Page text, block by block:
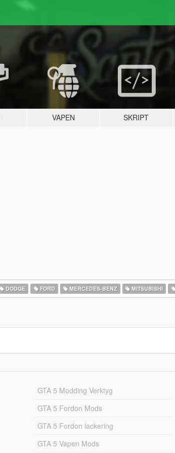
VAPEN SKRIPT
DODGE FORD MERCEDES-BENZ MITSUBISHI
GTA 5 Modding Verktyg
GTA 5 Fordon Mods
GTA 5 Fordon lackering
GTA 5 Vapen Mods